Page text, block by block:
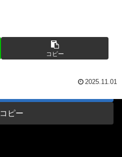
コピー
2025.11.01
コピー